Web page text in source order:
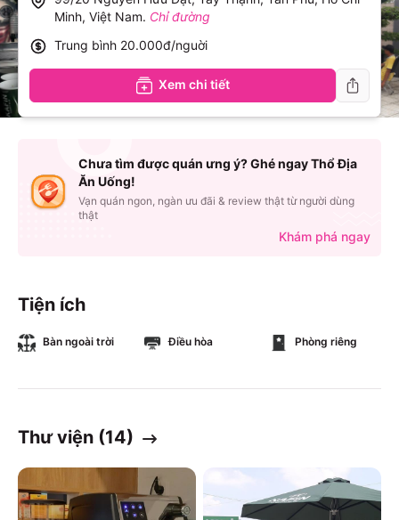
Tiện ích
Bàn ngoài trời Điều hòa Phòng riêng
Thư viện (14)
Minh, Việt Nam. Chỉ đường
Trung bình 20.000đ/nguời
Xem chi tiết
Chưa tìm được quán ưng ý? Ghé ngay Thổ Địa
Ăn Uống!
Vạn quán ngon, ngàn ưu đãi & review thật từ người dùng
thật
Khám phá ngay